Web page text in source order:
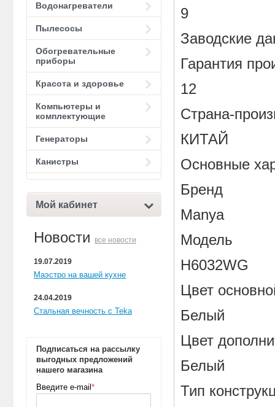
Водонагреватели
Пылесосы
Обогревательные
приборы
Красота и здоровье
Компьютеры и
комплектующие
Генераторы
Канистры
Мой кабинет
Новости все новости
19.07.2019
Маэстро на вашей кухне
24.04.2019
Стальная вечность с Teka
Подписаться на рассылку
выгодных предложений
нашего магазина
Введите e-mail *
9
Заводские
Гарантия
12
Страна-
КИТАЙ
Основные
Бренд
Manya
Модель
H6032WG
Цвет
Белый
Цвет
Белый
Тип